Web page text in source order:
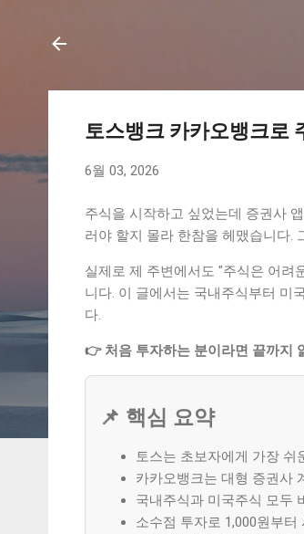
토스뱅크 카카오뱅크로
6월 03, 2026
주식을 시작하고 싶었는데 증권사
러야 할지 몰라 한참을 헤맸습니다.
실제로 제 주변에서도 "주식은 어려
니다. 이 글에서는 국내주식부터 미
다.
👉 처음 투자하는 분이라면 끝까지
📌 핵심 요약
토스는 초보자에게 가장 쉬
카카오뱅크는 대형 증권사
국내주식과 미국주식 모두
소수점 투자로 1,000원부터